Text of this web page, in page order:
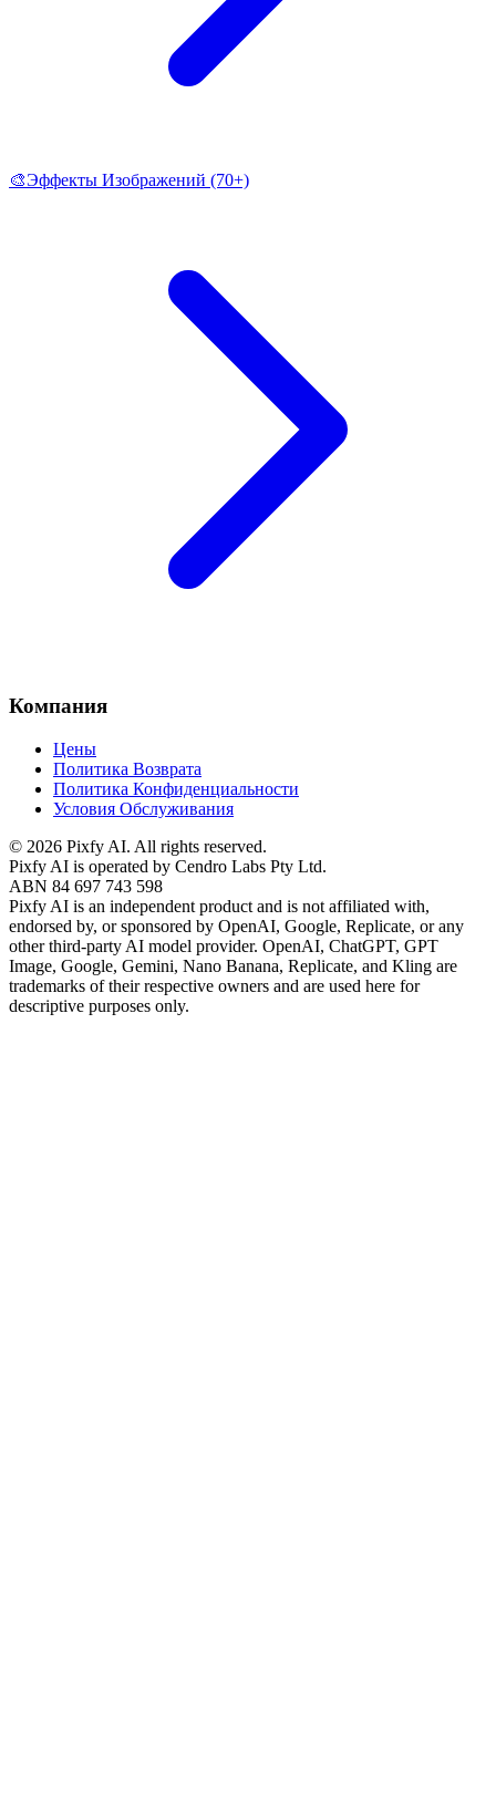
🎨Эффекты Изображений (70+)
Компания
Цены
Политика Возврата
Политика Конфиденциальности
Условия Обслуживания
© 2026 Pixfy AI. All rights reserved.
Pixfy AI is operated by Cendro Labs Pty Ltd.
ABN 84 697 743 598
Pixfy AI is an independent product and is not affiliated with,
endorsed by, or sponsored by OpenAI, Google, Replicate, or any
other third-party AI model provider. OpenAI, ChatGPT, GPT
Image, Google, Gemini, Nano Banana, Replicate, and Kling are
trademarks of their respective owners and are used here for
descriptive purposes only.